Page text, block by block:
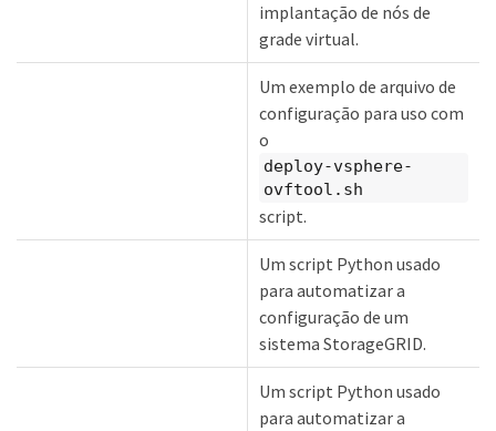
implantação de nós de
grade virtual.
Um exemplo de arquivo de
configuração para uso com
o
deploy-vsphere-
ovftool.sh
script.
Um script Python usado
para automatizar a
configuração de um
sistema StorageGRID.
Um script Python usado
para automatizar a